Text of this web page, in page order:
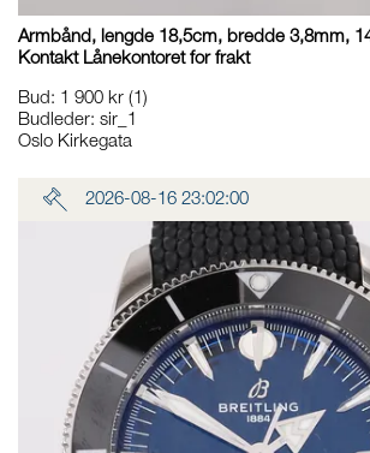
Armbånd, lengde 18,5cm, bredde 3,8mm,
Kontakt Lånekontoret for frakt
Bud: 1 900 kr (1)
Budleder: sir_1
Oslo Kirkegata
2026-08-16 23:02:00